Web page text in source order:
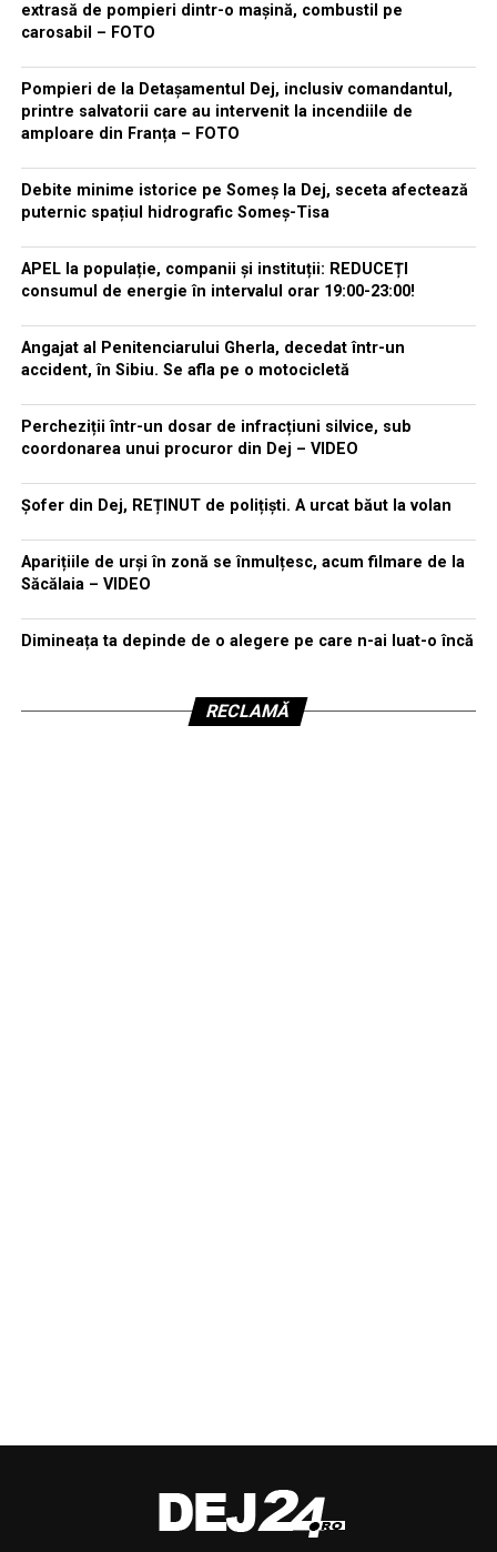
extrasă de pompieri dintr-o mașină, combustil pe
carosabil – FOTO
Pompieri de la Detașamentul Dej, inclusiv comandantul,
printre salvatorii care au intervenit la incendiile de
amploare din Franța – FOTO
Debite minime istorice pe Someș la Dej, seceta afectează
puternic spațiul hidrografic Someș-Tisa
APEL la populație, companii și instituții: REDUCEȚI
consumul de energie în intervalul orar 19:00-23:00!
Angajat al Penitenciarului Gherla, decedat într-un
accident, în Sibiu. Se afla pe o motocicletă
Percheziții într-un dosar de infracțiuni silvice, sub
coordonarea unui procuror din Dej – VIDEO
Șofer din Dej, REȚINUT de polițiști. A urcat băut la volan
Aparițiile de urși în zonă se înmulțesc, acum filmare de la
Săcălaia – VIDEO
Dimineața ta depinde de o alegere pe care n-ai luat-o încă
RECLAMĂ